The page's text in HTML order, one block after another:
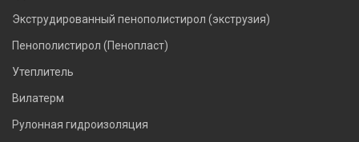
Экструдированный пенополистирол (экструзия)
Пенополистирол (Пенопласт)
Утеплитель
Вилатерм
Рулонная гидроизоляция